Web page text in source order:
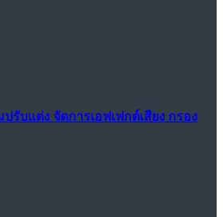
ปรับแต่ง จัดการเอฟเฟกต์เสียง กรอง